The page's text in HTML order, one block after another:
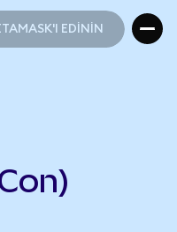
EDİNİN